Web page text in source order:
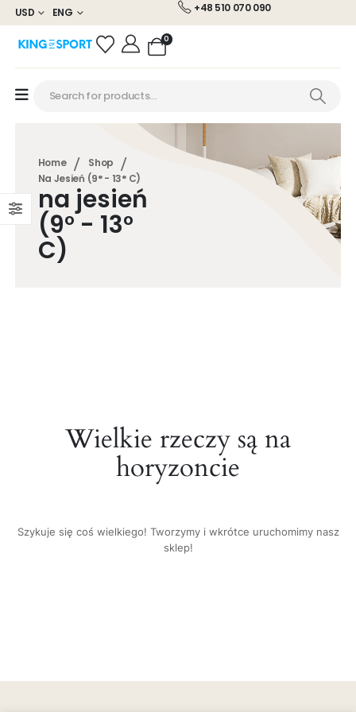
USD ENG +48 510 070 090
0
Home
Shop
Na Jesień (9° - 13° C)
na jesień
(9° - 13°
C)
Wielkie rzeczy są na
horyzoncie
Szykuje się coś wielkiego! Tworzymy i wkrótce uruchomimy nasz
sklep!